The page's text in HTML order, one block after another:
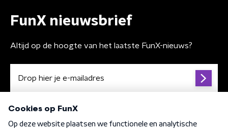
FunX nieuwsbrief
Altijd op de hoogte van het laatste FunX-nieuws?